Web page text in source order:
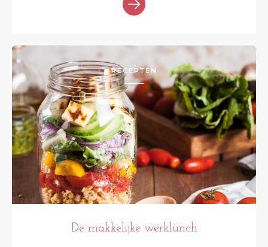
RECEPTEN
De makkelijke werklunch